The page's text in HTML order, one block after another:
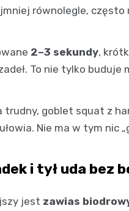
równolegle, często
2–3 sekundy,
To nie tylko buduje
trudny, goblet squat z
Nie ma w tym nic
i tył uda bez
jest zawias